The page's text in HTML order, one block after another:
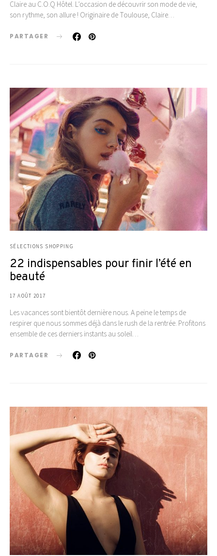
Claire au C.O.Q Hôtel. L’occasion de découvrir son mode de vie,
son rythme, son allure ! Originaire de Toulouse, Claire…
PARTAGER
SÉLECTIONS SHOPPING
22 indispensables pour finir l’été en
beauté
17 AOÛT 2017
Les vacances sont bientôt dernière nous. A peine le temps de
respirer que nous sommes déjà dans le rush de la rentrée. Profitons
ensemble de ces derniers instants au soleil…
PARTAGER